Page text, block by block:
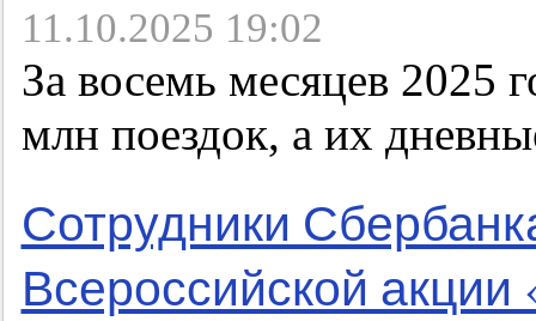
11.10.2025 19:02
За восемь месяцев 2025
млн поездок, а их
Сотрудники
Всероссийской